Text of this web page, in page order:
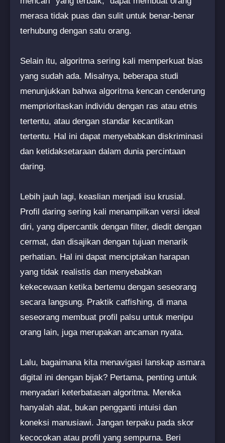
merasa tidak puas dan sulit untuk benar-benar
terhubung dengan satu orang.
Selain itu, algoritma sering kali memperkuat bias
yang sudah ada. Misalnya, beberapa studi
menunjukkan bahwa algoritma kencan cenderung
memprioritaskan individu dengan ras atau etnis
tertentu, atau dengan standar kecantikan
tertentu. Hal ini dapat menyebabkan diskriminasi
dan ketidaksetaraan dalam dunia percintaan
daring.
Lebih jauh lagi, keaslian menjadi isu krusial.
Profil daring sering kali menampilkan versi ideal
diri, yang dipercantik dengan filter, diedit dengan
cermat, dan disajikan dengan tujuan menarik
perhatian. Hal ini dapat menciptakan harapan
yang tidak realistis dan menyebabkan
kekecewaan ketika bertemu dengan seseorang
secara langsung. Praktik catfishing, di mana
seseorang membuat profil palsu untuk menipu
orang lain, juga merupakan ancaman nyata.
Lalu, bagaimana kita menavigasi lanskap asmara
digital ini dengan bijak? Pertama, penting untuk
menyadari keterbatasan algoritma. Mereka
hanyalah alat, bukan pengganti intuisi dan
koneksi manusiawi. Jangan terpaku pada skor
kecocokan atau profil yang sempurna. Beri